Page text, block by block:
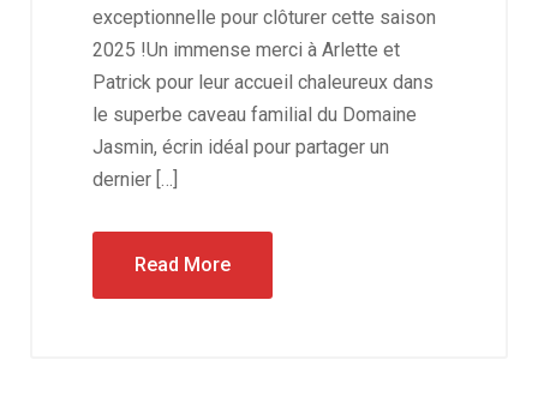
exceptionnelle pour clôturer cette saison
2025 !Un immense merci à Arlette et
Patrick pour leur accueil chaleureux dans
le superbe caveau familial du Domaine
Jasmin, écrin idéal pour partager un
dernier […]
Read More